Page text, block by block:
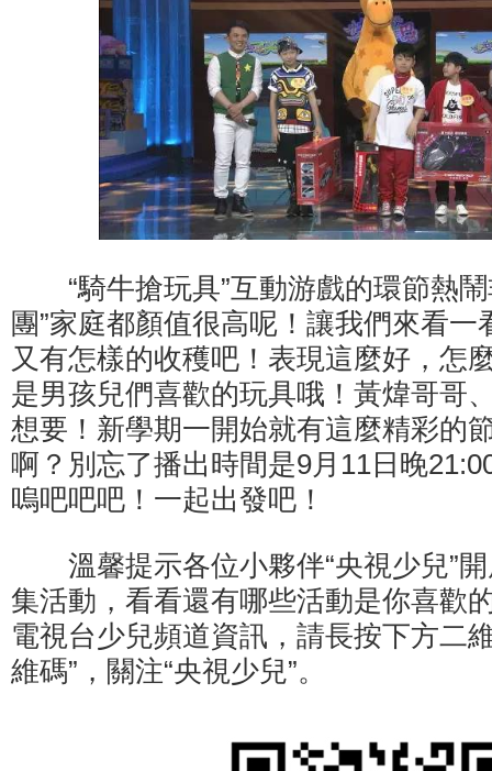
“騎牛搶玩具”互動游戲的環節熱鬧
團”家庭都顏值很高呢！讓我們來看一
又有怎樣的收穫吧！表現這麼好，怎
是男孩兒們喜歡的玩具哦！黃煒哥哥
想要！新學期一開始就有這麼精彩的
啊？別忘了播出時間是9月11日晚
嗚吧吧吧！一起出發吧！
溫馨提示各位小夥伴“央視少兒”開
集活動，看看還有哪些活動是你喜歡
電視台少兒頻道資訊，請長按下方二
維碼”，關注“央視少兒”。